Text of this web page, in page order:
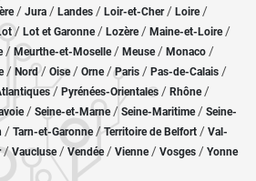
/ Jura / Landes / Loir-et-Cher/ Loire/
/ Lot et Garonne/ Lozère / Maine-et-Loire/
/ Meurthe-et-Moselle/ Meuse/ Monaco /
/ Nord/ Oise / Orne/Paris / Pas-de-Calais /
/ Pyrénées-Orientales / Rhône/
/ Seine-et-Marne/ Seine-Maritime/ Seine-
/ Tarn-et-Garonne/Territoire de Belfort / Val-
/Vaucluse/ Vendée/ Vienne/ Vosges / Yonne